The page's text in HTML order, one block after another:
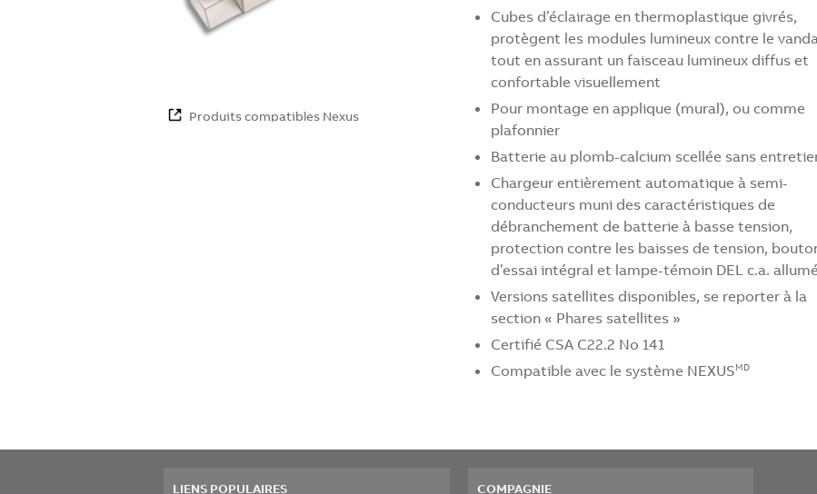
Produits compatibles Nexus
Cubes d’éclairage en thermoplastique givrés,
protègent les modules lumineux contre le
tout en assurant un faisceau lumineux diffus et
confortable visuellement
Pour montage en applique (mural), ou comme
plafonnier
Batterie au plomb-calcium scellée sans
Chargeur entièrement automatique à semi-
conducteurs muni des caractéristiques de
débranchement de batterie à basse tension,
protection contre les baisses de tension,
d’essai intégral et lampe-témoin DEL c.a. allumé
Versions satellites disponibles, se reporter à la
section « Phares satellites »
Certifié CSA C22.2 No 141
Compatible avec le système NEXUSMD
LIENS POPULAIRES COMPAGNIE